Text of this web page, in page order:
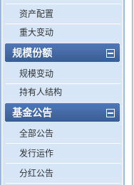
资产配置
重大变动
规模份额
规模变动
持有人结构
基金公告
全部公告
发行运作
分红公告